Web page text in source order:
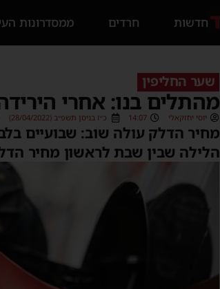
חדשות חרדים ממסדרונות
שער החליפין
מהתלים בנו: אחרי
יוסי יחזקאלי 14:07 כ״ז בניסן תשפ״ב (28/04/2022)
מחיר הדלק עולה שוב: שבועיים
הלילה שבין שבת לראשון מחיר הדלק יעלה ב-12 אגורות לליטר